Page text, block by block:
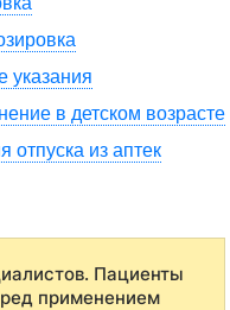
указания
в детском возрасте
отпуска из аптек
Пациенты
применением